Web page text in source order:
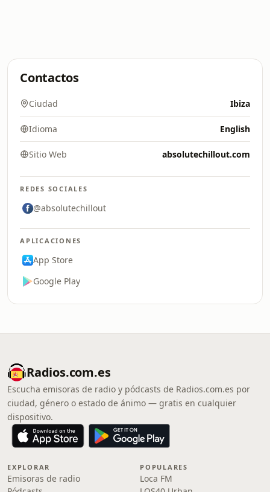
Contactos
Ciudad Ibiza
Idioma English
Sitio Web absolutechillout.com
REDES SOCIALES
@absolutechillout
APLICACIONES
App Store
Google Play
Radios.com.es
Escucha emisoras de radio y pódcasts de Radios.com.es por
ciudad, género o estado de ánimo — gratis en cualquier
dispositivo.
EXPLORAR
Emisoras de radio
POPULARES
Loca FM